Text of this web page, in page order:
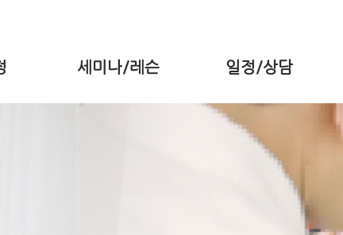
세미나/레슨 일정/상담